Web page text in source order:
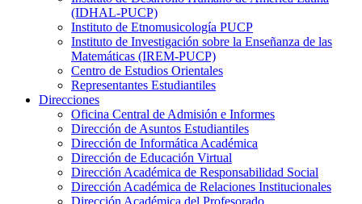
(IDHAL-PUCP)
Instituto de Etnomusicología PUCP
Instituto de Investigación sobre la Enseñanza de las
Matemáticas (IREM-PUCP)
Centro de Estudios Orientales
Representantes Estudiantiles
Direcciones
Oficina Central de Admisión e Informes
Dirección de Asuntos Estudiantiles
Dirección de Informática Académica
Dirección de Educación Virtual
Dirección Académica de Responsabilidad Social
Dirección Académica de Relaciones Institucionales
Dirección Académica del Profesorado